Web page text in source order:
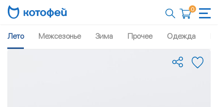
0
Лето Межсезонье Зима Прочее Одежда